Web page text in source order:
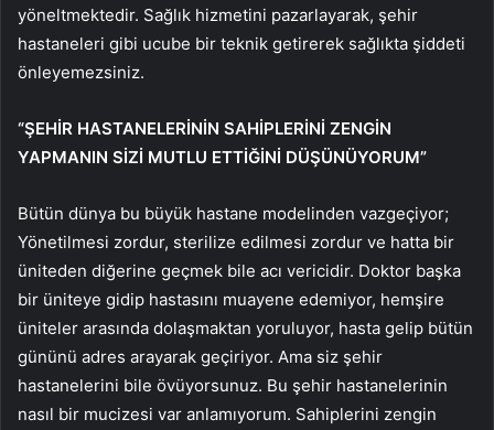
yöneltmektedir. Sağlık hizmetini pazarlayarak, şehir
hastaneleri gibi ucube bir teknik getirerek sağlıkta şiddeti
önleyemezsiniz.
“ŞEHİR HASTANELERİNİN SAHİPLERİNİ ZENGİN
YAPMANIN SİZİ MUTLU ETTİĞİNİ DÜŞÜNÜYORUM”
Bütün dünya bu büyük hastane modelinden vazgeçiyor;
Yönetilmesi zordur, sterilize edilmesi zordur ve hatta bir
üniteden diğerine geçmek bile acı vericidir. Doktor başka
bir üniteye gidip hastasını muayene edemiyor, hemşire
üniteler arasında dolaşmaktan yoruluyor, hasta gelip bütün
gününü adres arayarak geçiriyor. Ama siz şehir
hastanelerini bile övüyorsunuz. Bu şehir hastanelerinin
nasıl bir mucizesi var anlamıyorum. Sahiplerini zengin